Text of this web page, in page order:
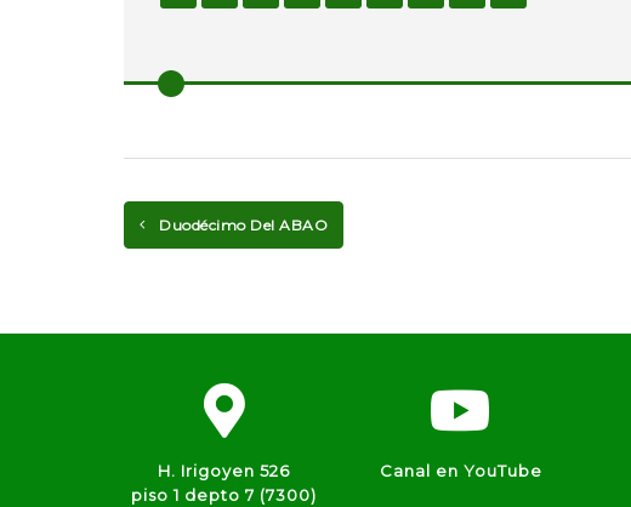
Duodécimo Del ABAO
H. Irigoyen 526
piso 1 depto 7 (7300)
Canal en YouTube